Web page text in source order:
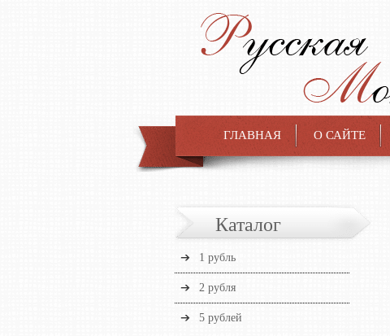
ГЛАВНАЯ О САЙТЕ
Каталог
1 рубль
2 рубля
5 рублей